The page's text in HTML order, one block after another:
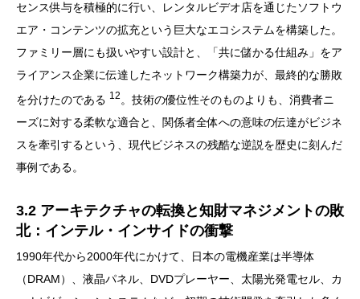
センス供与を積極的に行い、レンタルビデオ店を通じたソフトウ
エア・コンテンツの拡充という巨大なエコシステムを構築した。
ファミリー層にも扱いやすい設計と、「共に儲かる仕組み」をア
ライアンス企業に伝達したネットワーク構築力が、最終的な勝敗
を分けたのである 12 。技術の優位性そのものよりも、消費者ニ
ーズに対する柔軟な適合と、関係者全体への意味の伝達がビジネ
スを牽引するという、現代ビジネスの残酷な逆説を歴史に刻んだ
事例である。
3.2 アーキテクチャの転換と知財マネジメントの敗
北：インテル・インサイドの衝撃
1990年代から2000年代にかけて、日本の電機産業は半導体
（DRAM）、液晶パネル、DVDプレーヤー、太陽光発電セル、カ